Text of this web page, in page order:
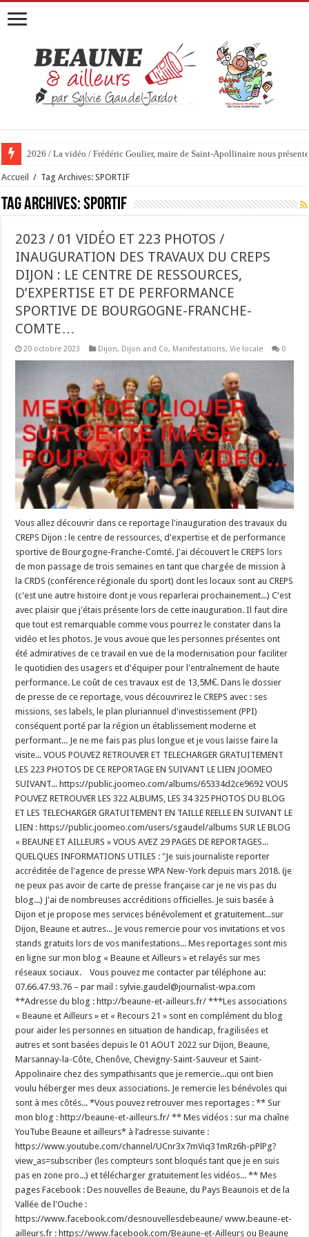
2026 / La vidéo / Frédéric Goulier, maire de Saint-Apollinaire nous
Accueil / Tag Archives: SPORTIF
Tag Archives:SPORTIF
2023 / 01 VIDÉO ET 223 PHOTOS /
INAUGURATION DES TRAVAUX DU CREPS
DIJON : LE CENTRE DE RESSOURCES,
D’EXPERTISE ET DE PERFORMANCE
SPORTIVE DE BOURGOGNE-FRANCHE-
COMTE…
20 octobre 2023 Dijon, Dijon and Co, Manifestations,Vie locale 0
Vous allez découvrir dans ce reportage l'inauguration des travaux du
CREPS Dijon : le centre de ressources, d'expertise et de performance
sportive de Bourgogne-Franche-Comté. J'ai découvert le CREPS lors
de mon passage de trois semaines en tant que chargée de mission à
la CRDS (conférence régionale du sport) dont les locaux sont au CREPS
(c'est une autre histoire dont je vous reparlerai prochainement...) C'est
avec plaisir que j'étais présente lors de cette inauguration. Il faut dire
que tout est remarquable comme vous pourrez le constater dans la
vidéo et les photos. Je vous avoue que les personnes présentes ont
été admiratives de ce travail en vue de la modernisation pour faciliter
le quotidien des usagers et d'équiper pour l'entraînement de haute
performance. Le coût de ces travaux est de 13,5M€. Dans le dossier
de presse de ce reportage, vous découvrirez le CREPS avec : ses
missions, ses labels, le plan pluriannuel d'investissement (PPI)
conséquent porté par la région un établissement moderne et
performant... Je ne me fais pas plus longue et je vous laisse faire la
visite... VOUS POUVEZ RETROUVER ET TELECHARGER GRATUITEMENT
LES 223 PHOTOS DE CE REPORTAGE EN SUIVANT LE LIEN JOOMEO
SUIVANT... https://public.joomeo.com/albums/65334d2ce9692 VOUS
POUVEZ RETROUVER LES 322 ALBUMS, LES 34 325 PHOTOS DU BLOG
ET LES TELECHARGER GRATUITEMENT EN TAILLE REELLE EN SUIVANT LE
LIEN : https://public.joomeo.com/users/sgaudel/albums SUR LE BLOG
« BEAUNE ET AILLEURS » VOUS AVEZ 29 PAGES DE REPORTAGES...
QUELQUES INFORMATIONS UTILES : "Je suis journaliste reporter
accréditée de l'agence de presse WPA New-York depuis mars 2018. (je
ne peux pas avoir de carte de presse française car je ne vis pas du
blog...) J'ai de nombreuses accréditions officielles. Je suis basée à
Dijon et je propose mes services bénévolement et gratuitement...sur
Dijon, Beaune et autres... Je vous remercie pour vos invitations et vos
stands gratuits lors de vos manifestations... Mes reportages sont mis
en ligne sur mon blog « Beaune et Ailleurs » et relayés sur mes
réseaux sociaux. Vous pouvez me contacter par téléphone au:
07.66.47.93.76 – par mail : sylvie.gaudel@journalist-wpa.com
**Adresse du blog : http://beaune-et-ailleurs.fr/ ***Les associations
« Beaune et Ailleurs » et « Recours 21 » sont en complément du blog
pour aider les personnes en situation de handicap, fragilisées et
autres et sont basées depuis le 01 AOUT 2022 sur Dijon, Beaune,
Marsannay-la-Côte, Chenôve, Chevigny-Saint-Sauveur et Saint-
Appolinaire chez des sympathisants que je remercie...qui ont bien
voulu héberger mes deux associations. Je remercie les bénévoles qui
sont à mes côtés... *Vous pouvez retrouver mes reportages : ** Sur
mon blog : http://beaune-et-ailleurs.fr/ ** Mes vidéos : sur ma chaîne
YouTube Beaune et ailleurs* à l’adresse suivante :
https://www.youtube.com/channel/UCnr3x7mViq31mRz6h-pPlPg?
view_as=subscriber (les compteurs sont bloqués tant que je en suis
pas en zone pro...) et télécharger gratuitement les vidéos... ** Mes
pages Facebook : Des nouvelles de Beaune, du Pays Beaunois et de la
Vallée de l'Ouche :
https://www.facebook.com/desnouvellesdebeaune/ www.beaune-et-
ailleurs.fr : https://www.facebook.com/Beaune-et-Ailleurs ou Beaune